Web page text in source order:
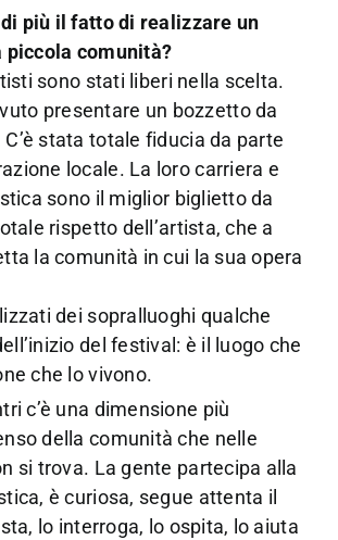
più il fatto di realizzare un
piccola comunità?
sono stati liberi nella scelta.
presentare un bozzetto da
stata totale fiducia da parte
locale. La loro carriera e
sono il miglior biglietto da
rispetto dell’artista, che a
la comunità in cui la sua opera
dei sopralluoghi qualche
del festival: è il luogo che
che lo vivono.
c’è una dimensione più
della comunità che nelle
si trova. La gente partecipa alla
è curiosa, segue attenta il
lo interroga, lo ospita, lo aiuta